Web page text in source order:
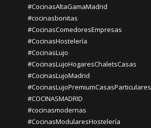
#CocinasAltaGamaMadrid
#cocinasbonitas
#CocinasComedoresEmpresas
#CocinasHostelería
#CocinasLujo
#CocinasLujoHogaresChaletsCasas
#CocinasLujoMadrid
#CocinasLujoPremiumCasasParticulares
#COCINASMADRID
#cocinasmodernas
#CocinasModularesHostelería